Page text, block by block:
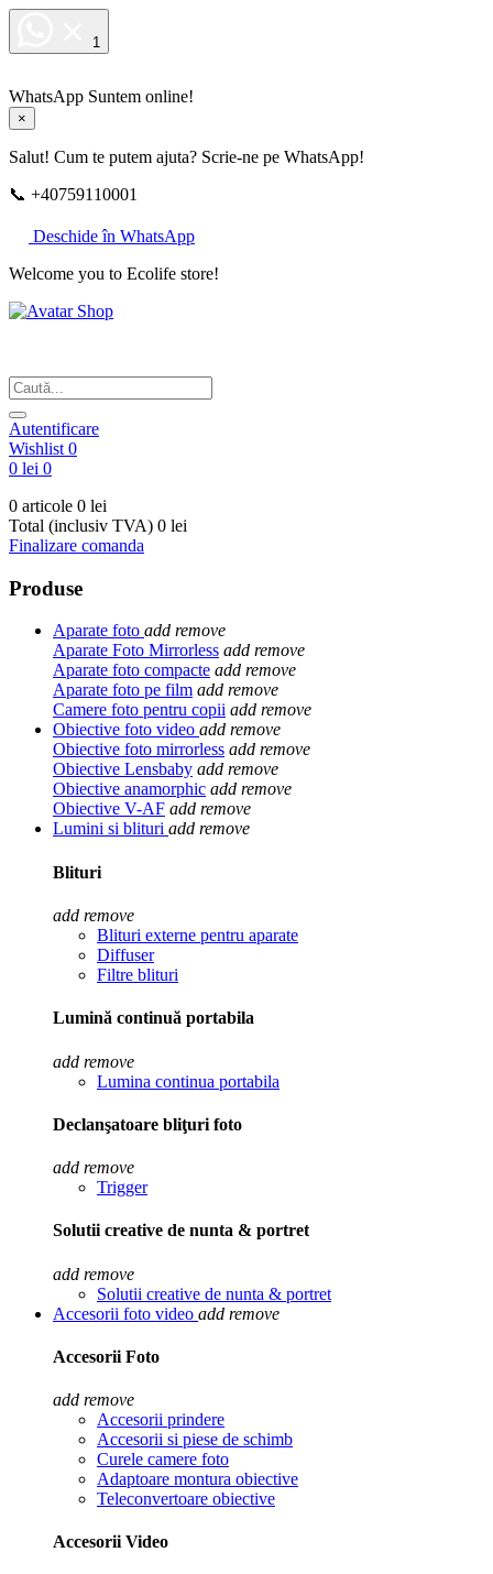
1
WhatsApp Suntem online!
×
Salut! Cum te putem ajuta? Scrie-ne pe WhatsApp!
📞 +40759110001
Deschide în WhatsApp
Welcome you to Ecolife store!
Autentificare
Wishlist 0
0 lei 0
0 articole 0 lei
Total (inclusiv TVA) 0 lei
Finalizare comanda
Produse
Aparate foto add remove
Aparate Foto Mirrorless add remove
Aparate foto compacte add remove
Aparate foto pe film add remove
Camere foto pentru copii add remove
Obiective foto video add remove
Obiective foto mirrorless add remove
Obiective Lensbaby add remove
Obiective anamorphic add remove
Obiective V-AF add remove
Lumini si blituri add remove
Blituri
add remove
Blituri externe pentru aparate
Diffuser
Filtre blituri
Lumină continuă portabila
add remove
Lumina continua portabila
Declanşatoare bliţuri foto
add remove
Trigger
Solutii creative de nunta & portret
add remove
Solutii creative de nunta & portret
Accesorii foto video add remove
Accesorii Foto
add remove
Accesorii prindere
Accesorii si piese de schimb
Curele camere foto
Adaptoare montura obiective
Teleconvertoare obiective
Accesorii Video